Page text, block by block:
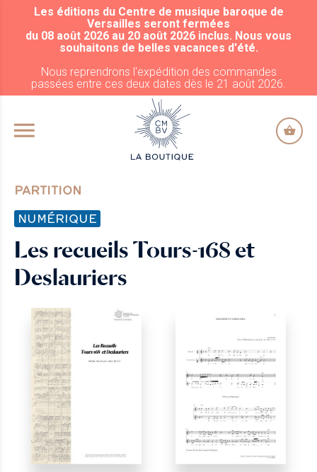
ALLER AU CONTENU PRINCIPAL
Les éditions du Centre de musique baroque de
Versailles seront fermées
du 08 août 2026 au 20 août 2026 inclus. Nous vous
souhaitons de belles vacances d'été.
Nous reprendrons l'expédition des commandes
passées entre ces deux dates dès le 21 août 2026.
PARTITION
NUMÉRIQUE
Les recueils Tours-168 et
Deslauriers